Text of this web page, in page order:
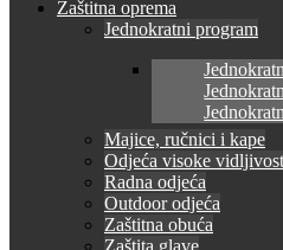
Zaštitna oprema
Jednokratni program
Majice, ručnici i kape
Odjeća visoke
Radna odjeća
Outdoor odjeća
Zaštitna obuća
Zaštita glave